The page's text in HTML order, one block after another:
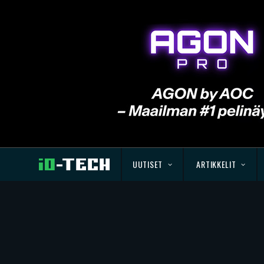
UUTISET ARTIKKELIT